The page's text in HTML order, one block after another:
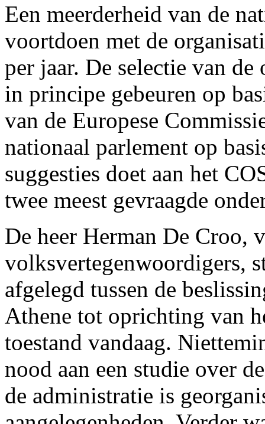
Een meerderheid van de
voortdoen met de
per jaar. De selectie van de
in principe gebeuren op
van de Europese
nationaal parlement op
suggesties doet aan het
twee meest gevraagde
De heer Herman De Croo,
volksvertegenwoordigers,
afgelegd tussen de
Athene tot oprichting van
toestand vandaag.
nood aan een studie over
de administratie is